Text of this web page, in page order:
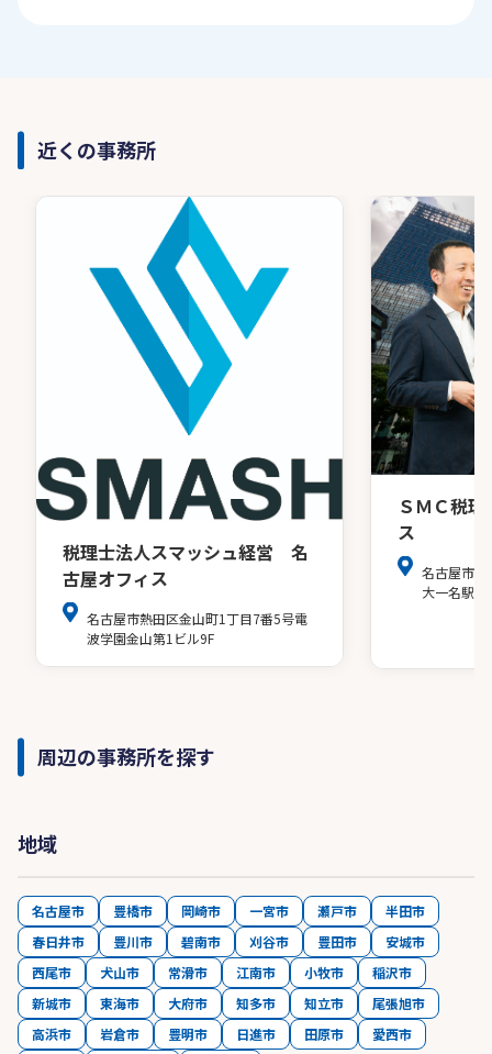
近くの事務所
税理士法人スマッシュ経営 名
古屋オフィス
名古屋市熱田区金山町1丁目7番5号電
波学園金山第1ビル9F
ＳＭＣ税
ス
名古屋市中
大一名駅ビ
周辺の事務所を探す
地域
名古屋市 豊橋市 岡崎市 一宮市 瀬戸市
半田市
春日井市
豊川市 碧南市 刈谷市 豊田市
安城市
西尾市
犬山市 常滑市 江南市 小牧市
稲沢市
新城市
東海市 大府市 知多市 知立市
尾張旭市
高浜市
岩倉市 豊明市 日進市 田原市
愛西市